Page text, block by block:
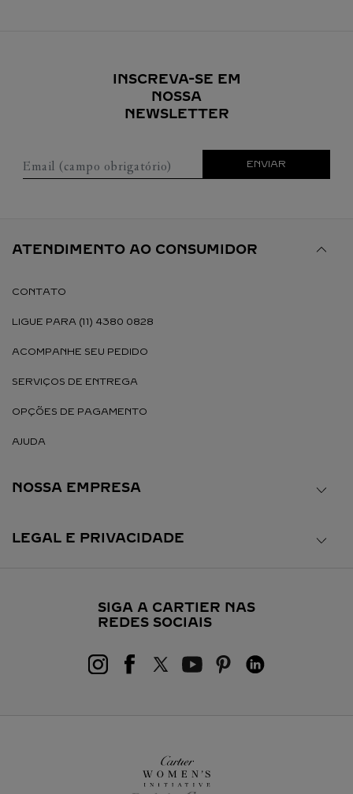
INSCREVA-SE EM
NOSSA
NEWSLETTER
Email (campo obrigatório) ENVIAR
ATENDIMENTO AO CONSUMIDOR
CONTATO
LIGUE PARA (11) 4380 0828
ACOMPANHE SEU PEDIDO
SERVIÇOS DE ENTREGA
OPÇÕES DE PAGAMENTO
AJUDA
NOSSA EMPRESA
LEGAL E PRIVACIDADE
SIGA A CARTIER NAS
REDES SOCIAIS